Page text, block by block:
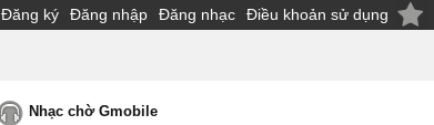
Đăng ký Đăng nhập Đăng nhạc Điều khoản sử dụng
Nhạc chờ Gmobile